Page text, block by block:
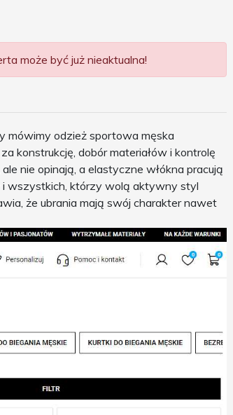
może być już nieaktualna!
mówimy odzież sportowa męska
konstrukcję, dobór materiałów i kontrolę
nie opinają, a elastyczne włókna pracują
i wszystkich, którzy wolą aktywny styl
że ubrania mają swój charakter nawet